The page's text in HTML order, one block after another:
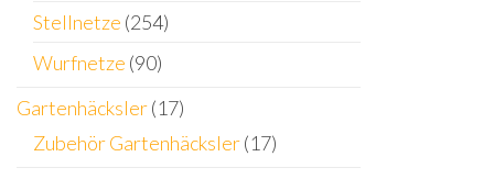
Stellnetze (254)
Wurfnetze (90)
Gartenhäcksler(17)
Zubehör Gartenhäcksler(17)